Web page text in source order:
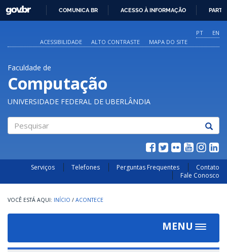
O
CONTEÚDO
GOVBR
COMUNICA BR ACESSO À INFORMAÇÃO
PT
EN
ACESSIBILIDADE
ALTO CONTRASTE MAPA DO SITE
Faculdade de
Computação
UNIVERSIDADE FEDERAL DE UBERLÂNDIA
Serviços Telefones Perguntas Frequentes
Contato
Fale Conosco
INÍCIO / ACONTECE
MENU
Toggle